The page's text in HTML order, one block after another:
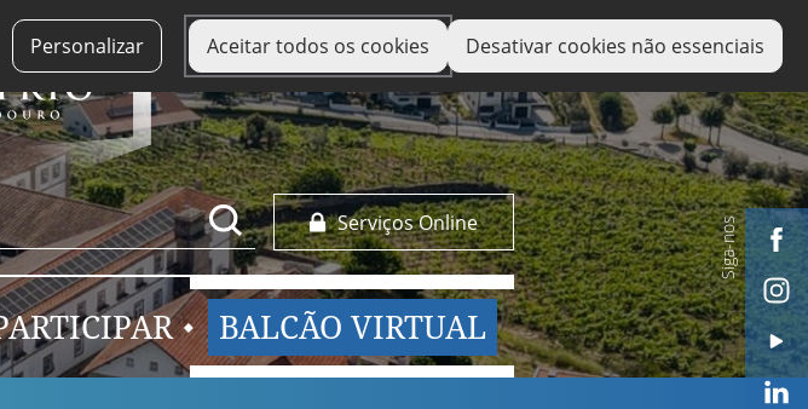
Personalizar Aceitar todos os cookies Desativar cookies não essenciais
Serviços Online
BALCÃO VIRTUAL
Siga-nos